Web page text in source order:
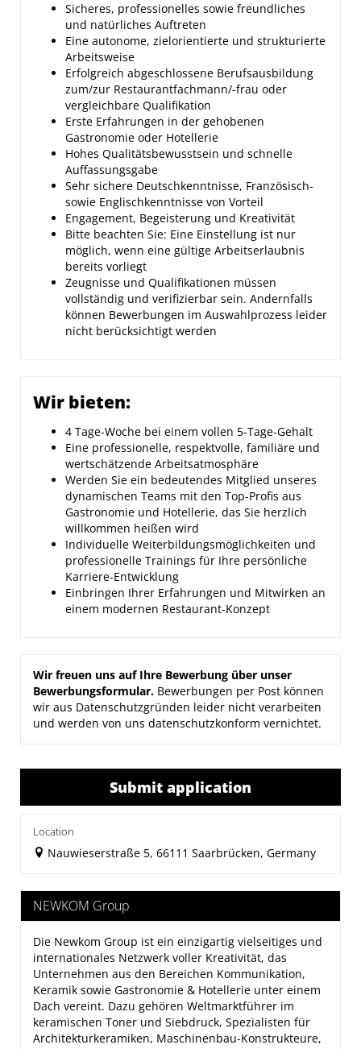
Sicheres, professionelles sowie freundliches
und natürliches Auftreten
Eine autonome, zielorientierte und strukturierte
Arbeitsweise
Erfolgreich abgeschlossene Berufsausbildung
zum/zur Restaurantfachmann/-frau oder
vergleichbare Qualifikation
Erste Erfahrungen in der gehobenen
Gastronomie oder Hotellerie
Hohes Qualitätsbewusstsein und schnelle
Auffassungsgabe
Sehr sichere Deutschkenntnisse, Französisch-
sowie Englischkenntnisse von Vorteil
Engagement, Begeisterung und Kreativität
Bitte beachten Sie: Eine Einstellung ist nur
möglich, wenn eine gültige Arbeitserlaubnis
bereits vorliegt
Zeugnisse und Qualifikationen müssen
vollständig und verifizierbar sein. Andernfalls
können Bewerbungen im Auswahlprozess leider
nicht berücksichtigt werden
Wir bieten:
4 Tage-Woche bei einem vollen 5-Tage-Gehalt
Eine professionelle, respektvolle, familiäre und
wertschätzende Arbeitsatmosphäre
Werden Sie ein bedeutendes Mitglied unseres
dynamischen Teams mit den Top-Profis aus
Gastronomie und Hotellerie, das Sie herzlich
willkommen heißen wird
Individuelle Weiterbildungsmöglichkeiten und
professionelle Trainings für Ihre persönliche
Karriere-Entwicklung
Einbringen Ihrer Erfahrungen und Mitwirken an
einem modernen Restaurant-Konzept
Wir freuen uns auf Ihre Bewerbung über unser
Bewerbungsformular. Bewerbungen per Post können
wir aus Datenschutzgründen leider nicht verarbeiten
und werden von uns datenschutzkonform vernichtet.
Submit application
Location
Nauwieserstraße 5, 66111 Saarbrücken, Germany
NEWKOM Group
Die Newkom Group ist ein einzigartig vielseitiges und
internationales Netzwerk voller Kreativität, das
Unternehmen aus den Bereichen Kommunikation,
Keramik sowie Gastronomie & Hotellerie unter einem
Dach vereint. Dazu gehören Weltmarktführer im
keramischen Toner und Siebdruck, Spezialisten für
Architekturkeramiken, Maschinenbau-Konstrukteure,